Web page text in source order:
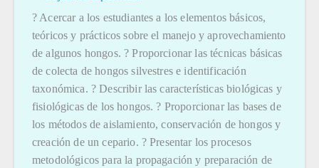
? Acercar a los estudiantes a los elementos básicos,
teóricos y prácticos sobre el manejo y aprovechamiento
de algunos hongos. ? Proporcionar las técnicas básicas
de colecta de hongos silvestres e identificación
taxonómica. ? Describir las características biológicas y
fisiológicas de los hongos. ? Proporcionar las bases de
los métodos de aislamiento, conservación de hongos y
creación de un cepario. ? Presentar los procesos
metodológicos para la propagación y preparación de